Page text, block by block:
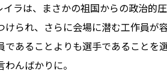
ラは、まさかの祖国からの政治的
られ、さらに会場に潜む工作員が
あることよりも選手であることを
ばかりに――。